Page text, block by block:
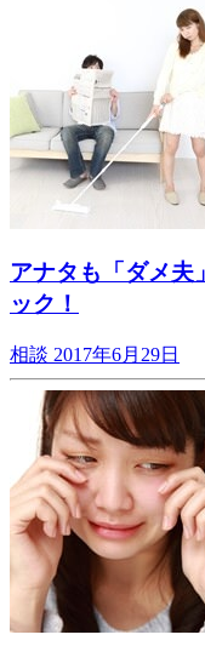
アナタも「ダメ
ック！
相談 2017年6月29日